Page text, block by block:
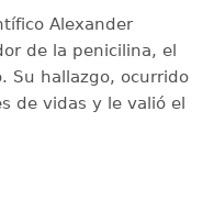
Alexander
de la penicilina, el
Su hallazgo, ocurrido
de vidas y le valió el